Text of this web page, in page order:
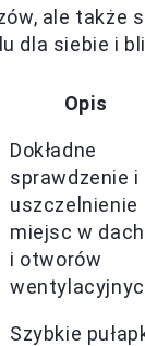
ale także
dla siebie i
Opis
Dokładne
sprawdzenie i
uszczelnienie
miejsc w
i otworów
Szybkie